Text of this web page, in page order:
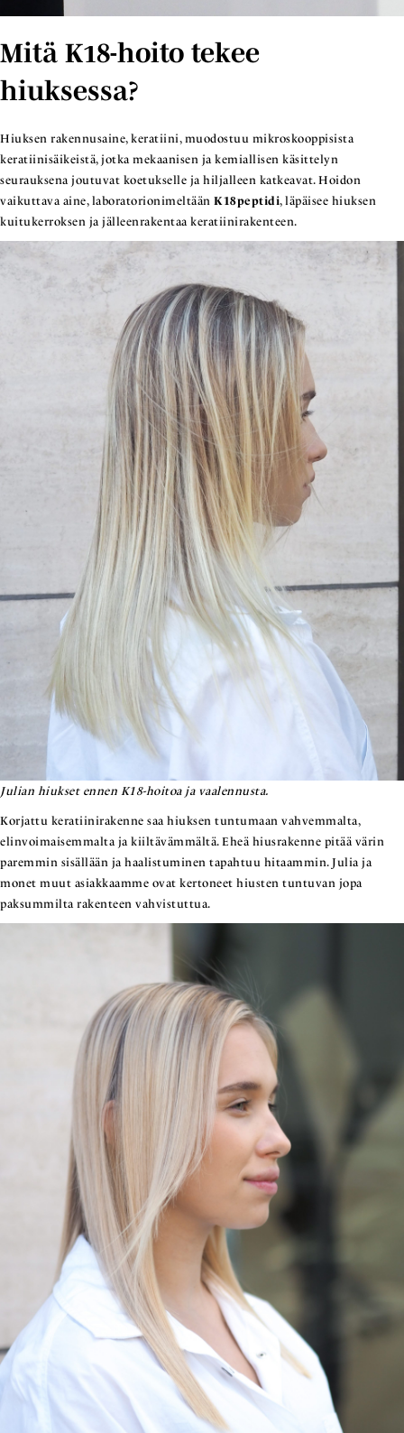
Mitä K18-hoito tekee
hiuksessa?
Hiuksen rakennusaine, keratiini, muodostuu mikroskooppisista
keratiinisäikeistä, jotka mekaanisen ja kemiallisen käsittelyn
seurauksena joutuvat koetukselle ja hiljalleen katkeavat. Hoidon
vaikuttava aine, laboratorionimeltään K18peptidi, läpäisee hiuksen
kuitukerroksen ja jälleenrakentaa keratiinirakenteen.
Julian hiukset ennen K18-hoitoa ja vaalennusta.
Korjattu keratiinirakenne saa hiuksen tuntumaan vahvemmalta,
elinvoimaisemmalta ja kiiltävämmältä. Eheä hiusrakenne pitää värin
paremmin sisällään ja haalistuminen tapahtuu hitaammin. Julia ja
monet muut asiakkaamme ovat kertoneet hiusten tuntuvan jopa
paksummilta rakenteen vahvistuttua.